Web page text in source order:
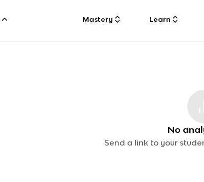
Mastery Learn
No
Send a link to your